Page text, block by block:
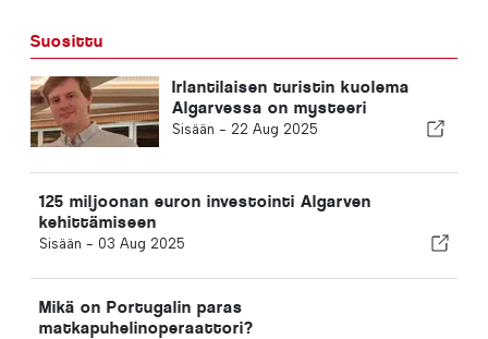
Suosittu
Irlantilaisen turistin kuolema
Algarvessa on mysteeri
Sisään - 22 Aug 2025
125 miljoonan euron investointi Algarven
kehittämiseen
Sisään - 03 Aug 2025
Mikä on Portugalin paras
matkapuhelinoperaattori?